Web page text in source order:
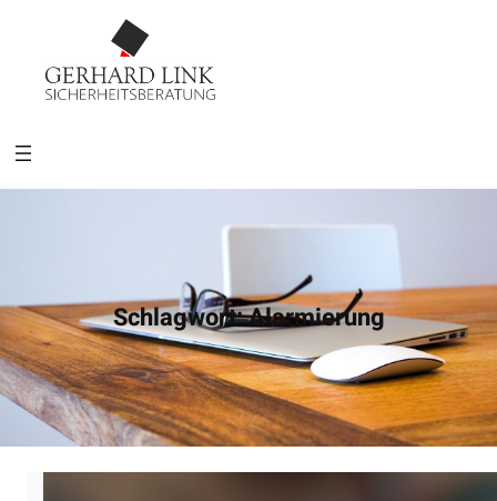
Schlagwort:Alarmierung